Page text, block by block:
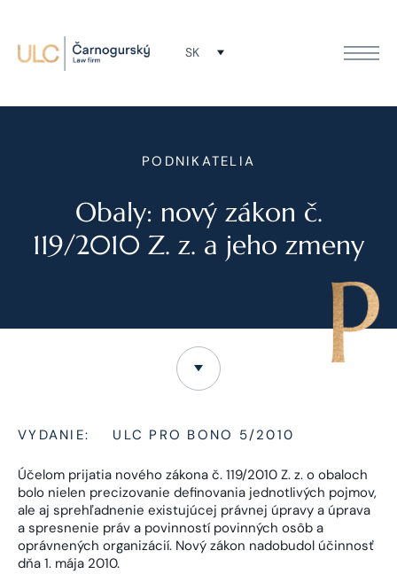
SK
PODNIKATELIA
Obaly: nový zákon č.
119/2010 Z. z. a jeho zmeny
VYDANIE: ULC PRO BONO 5/2010
Účelom prijatia nového zákona č. 119/2010 Z. z. o obaloch
bolo nielen precizovanie definovania jednotlivých pojmov,
ale aj sprehľadnenie existujúcej právnej úpravy a úprava
a spresnenie práv a povinností povinných osôb a
oprávnených organizácií. Nový zákon nadobudol účinnosť
dňa 1. mája 2010.